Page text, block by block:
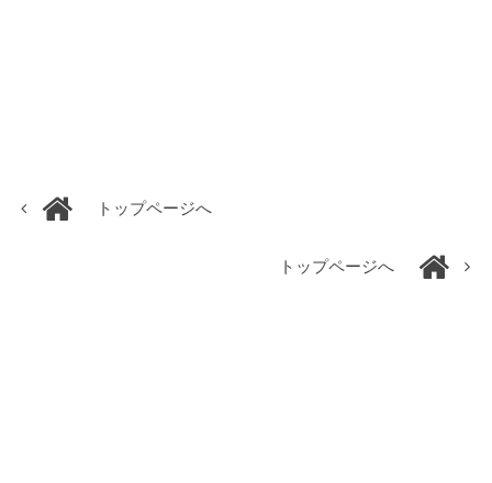
トップページへ
トップページへ